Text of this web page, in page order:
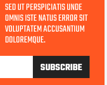
SED UT PERSPICIATIS UNDE
OMNIS ISTE NATUS ERROR SIT
VOLUPTATEM ACCUSANTIUM
DOLOREMQUE.